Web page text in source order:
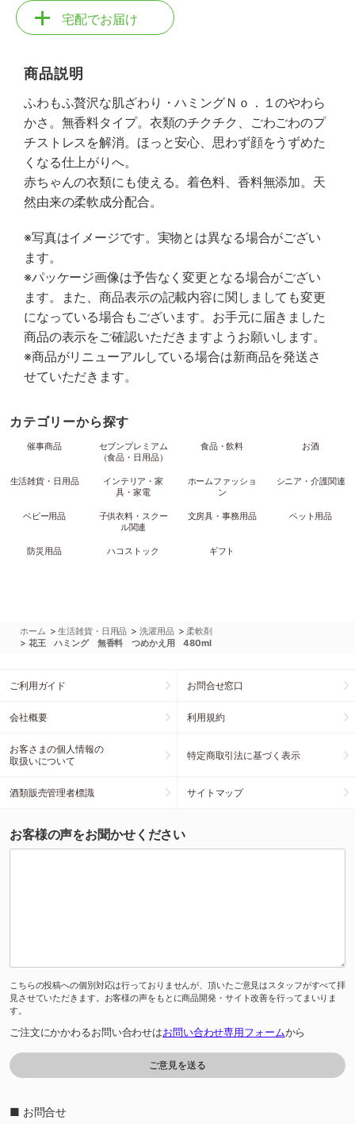
宅配でお届け
商品説明
ふわもふ贅沢な肌ざわり・ハミングＮｏ．１のやわら
かさ。無香料タイプ。衣類のチクチク、ごわごわのプ
チストレスを解消。ほっと安心、思わず顔をうずめた
くなる仕上がりへ。
赤ちゃんの衣類にも使える。着色料、香料無添加。天
然由来の柔軟成分配合。
※写真はイメージです。実物とは異なる場合がござい
ます。
※パッケージ画像は予告なく変更となる場合がござい
ます。また、商品表示の記載内容に関しましても変更
になっている場合もございます。お手元に届きました
商品の表示をご確認いただきますようお願いします。
※商品がリニューアルしている場合は新商品を発送さ
せていただきます。
カテゴリーから探す
催事商品
セブンプレミアム
（食品・日用品）
食品・飲料 お酒
生活雑貨・日用品
インテリア・家
具・家電
ホームファッショ
ン
シニア・介護関連
ベビー用品
子供衣料・スクー
ル関連
文房具・事務用品 ペット用品
防災用品 ハコストック ギフト
ホーム >生活雑貨・日用品 >洗濯用品 >柔軟剤
> 花王 ハミング 無香料 つめかえ用 480ml
ご利用ガイド お問合せ窓口
会社概要 利用規約
お客さまの個人情報の
取扱いについて
特定商取引法に基づく表示
酒類販売管理者標識 サイトマップ
お客様の声をお聞かせください
こちらの投稿への個別対応は行っておりませんが、頂いたご意見はスタッフがすべて拝
見させていただきます。お客様の声をもとに商品開発・サイト改善を行ってまいりま
す。
ご注文にかかわるお問い合わせはお問い合わせ専用フォームから
■ お問合せ